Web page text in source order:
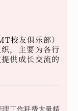
校友俱乐部）
，主要为各行
供成长交流的
工作耗费大量精